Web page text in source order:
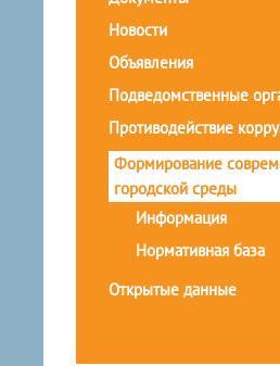
Новости
Объявления
Подведомственные
Противодействие
Формирование
городской среды
Информация
Нормативная база
Открытые данные